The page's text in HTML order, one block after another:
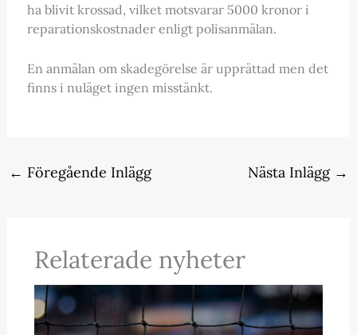
ha blivit krossad, vilket motsvarar 5000 kronor i
reparationskostnader enligt polisanmälan.
En anmälan om skadegörelse är upprättad men det
finns i nuläget ingen misstänkt.
← Föregående Inlägg Nästa Inlägg →
Relaterade nyheter